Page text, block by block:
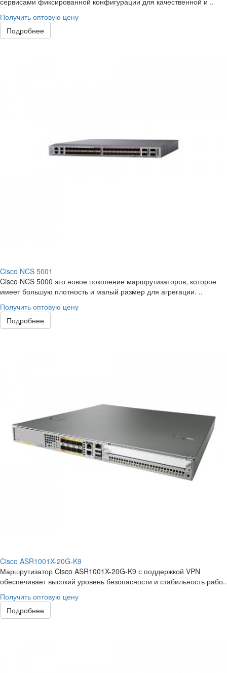
Получить оптовую цену
Подробнее
Cisco NCS 5001
Cisco NCS 5000 это новое поколение маршрутизаторов, которое
имеет большую плотность и малый размер для агрегации. ..
Получить оптовую цену
Подробнее
Cisco ASR1001X-20G-K9
Маршрутизатор Cisco ASR1001X-20G-K9 с поддержкой VPN
обеспечивает высокий уровень безопасности и стабильность рабо..
Получить оптовую цену
Подробнее